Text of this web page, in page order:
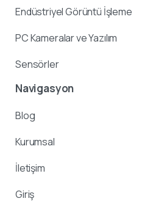
Endüstriyel Görüntü İşleme
PC Kameralar ve Yazılım
Sensörler
Navigasyon
Blog
Kurumsal
İletişim
Giriş